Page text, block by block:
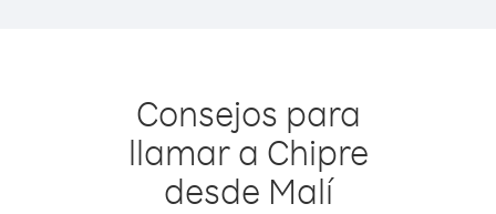
Consejos para
llamar a Chipre
desde Malí